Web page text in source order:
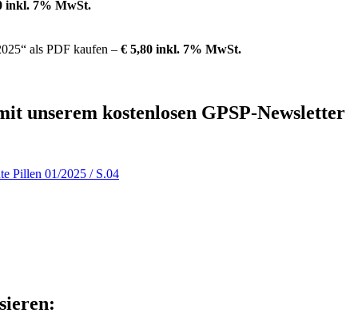
inkl. 7% MwSt.
als PDF kaufen – € 5,80 inkl. 7% MwSt.
unserem kostenlosen GPSP-Newsletter
Pillen 01/2025 / S.04